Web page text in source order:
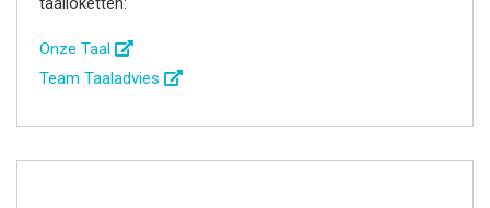
Onze Taal
Team Taaladvies